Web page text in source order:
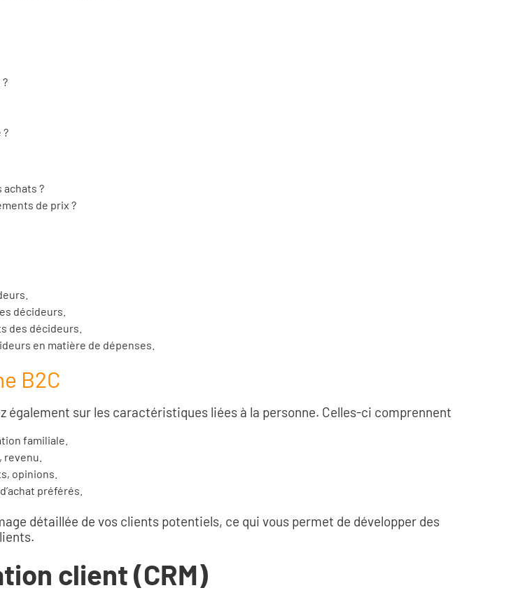
?
?
de prix ?
décideurs.
des décideurs.
en matière de dépenses.
B2C
également sur les caractéristiques liées à la personne. Celles-ci comprennent
familiale.
revenu.
opinions.
préférés.
détaillée de vos clients potentiels, ce qui vous permet de développer des
client (CRM)